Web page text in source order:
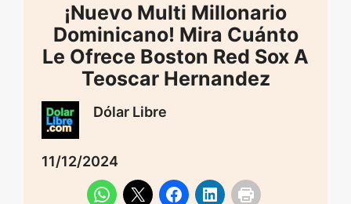
¡Nuevo Multi Millonario
Dominicano! Mira Cuánto
Le Ofrece Boston Red Sox A
Teoscar Hernandez
Dólar Libre
11/12/2024